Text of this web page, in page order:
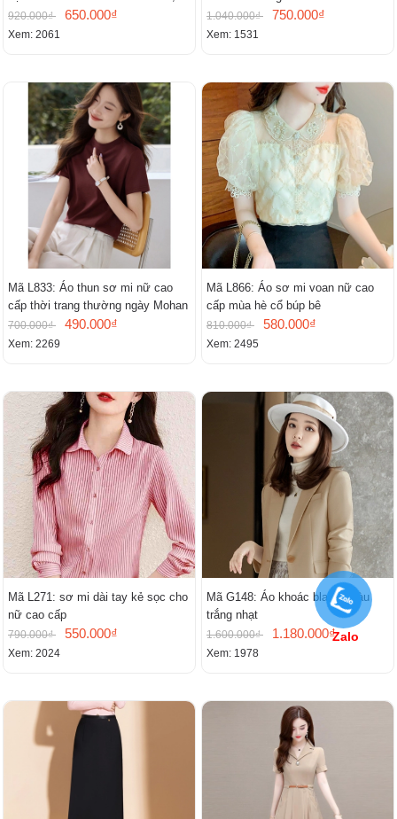
cổ chữ V, đầm midi tay ngắn thanh
lịch.
920.000₫ 650.000₫
Xem: 2061
1.040.000₫ 750.000₫
Xem: 1531
Mã L833: Áo thun sơ mi nữ cao
cấp thời trang thường ngày Mohan
700.000₫ 490.000₫
Xem: 2269
Mã L866: Áo sơ mi voan nữ cao
cấp mùa hè cổ búp bê
810.000₫ 580.000₫
Xem: 2495
Mã L271: sơ mi dài tay kẻ sọc cho
nữ cao cấp
790.000₫ 550.000₫
Xem: 2024
Mã G148: Áo khoác blazer màu
trắng nhạt
1.600.000₫ 1.180.000₫
Xem: 1978
Zalo